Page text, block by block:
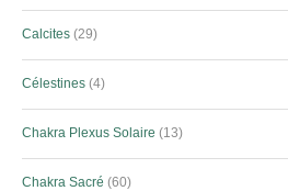
Calcites 29
Célestines 4
Chakra Plexus Solaire 13
Chakra Sacré 60